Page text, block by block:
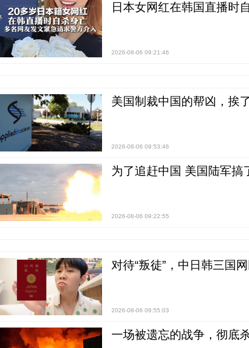
日本女网红在韩国直播时
2026-08-06 09:21:46
美国制裁中国的帮凶，挨
2026-08-06 09:53:46
为了追赶中国 美国陆军搞
2026-08-06 09:22:55
对待“叛徒”，中日韩三国
2026-08-06 09:55:03
一场被遗忘的战争，彻底